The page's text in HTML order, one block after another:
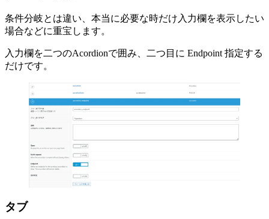
条件分岐とは違い、本当に必要な時だけ入力欄を表示したい
場合などに重宝します。
入力欄を二つのAcordionで囲み、二つ目に Endpoint 指定する
だけです。
タブ